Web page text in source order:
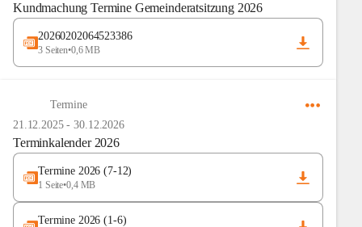
Kundmachung Termine Gemeinderatsitzung 2026
20260202064523386
3 Seiten•0,6 MB
Termine
21.12.2025-30.12.2026
Terminkalender 2026
Termine 2026 (7-12)
1 Seite•0,4 MB
Termine 2026 (1-6)